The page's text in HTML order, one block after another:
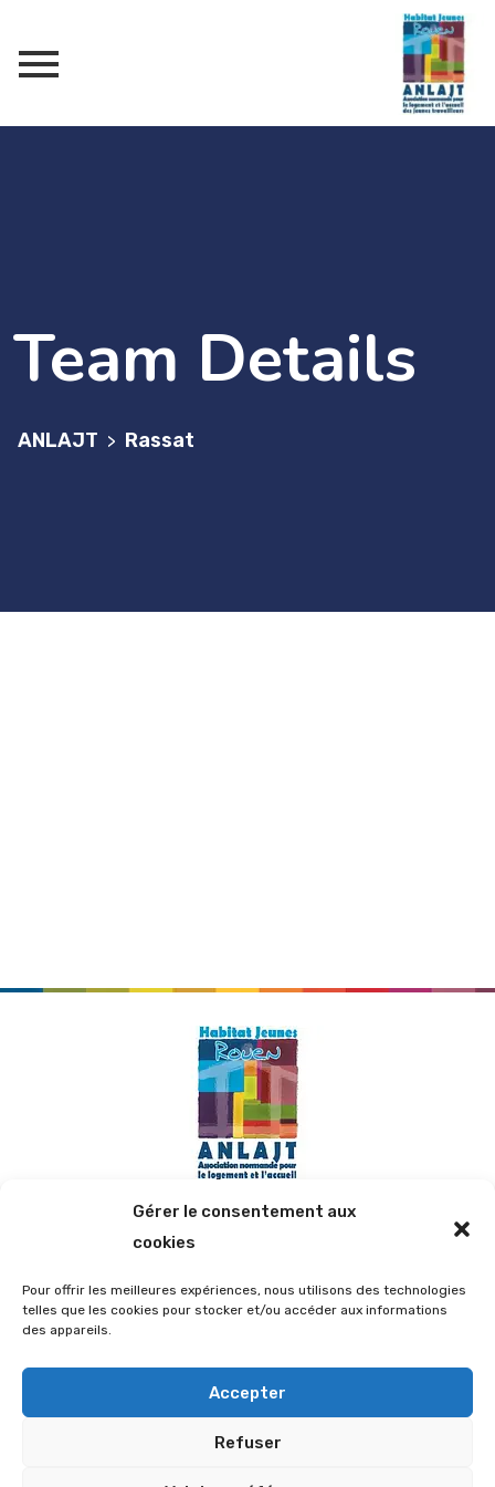
Gérer le consentement aux
cookies
Pour offrir les meilleures expériences, nous utilisons des technologies
telles que les cookies pour stocker et/ou accéder aux informations
des appareils.
Accepter
Refuser
Team Details
ANLAJT > Rassat
Contact
47 Rue d'Elbeuf, 76100 ROUEN
fjtrouen@wanadoo.fr